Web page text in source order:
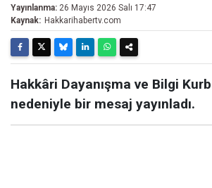
Yayınlanma: 26 Mayıs 2026 Salı 17:47
Kaynak: Hakkarihabertv.com
Hakkâri Dayanışma ve Bilgi
nedeniyle bir mesaj yayınladı.